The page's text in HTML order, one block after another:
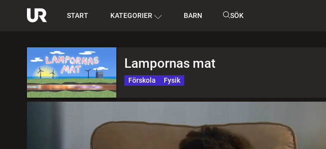
START KATEGORIER BARN SÖK
Lampornas mat
Förskola Fysik